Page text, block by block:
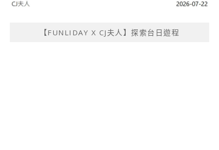
【FUNLIDAY X CJ夫人】探索台日遊程